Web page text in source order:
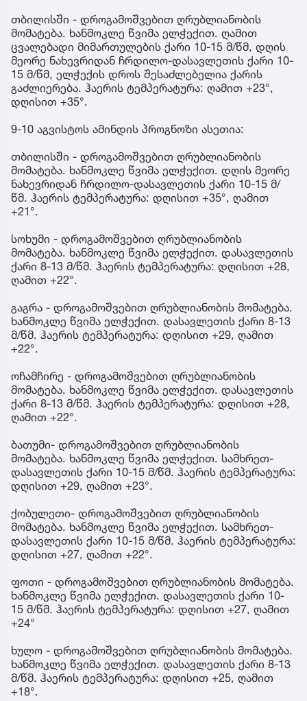
თბილისში - დროგამოშვებით ღრუბლიანობის
მომატება. ხანმოკლე წვიმა ელჭექით. ღამით
ცვალებადი მიმართულების ქარი 10-15 მ/წმ, დღის
მეორე ნახევრიდან ჩრდილო-დასავლეთის ქარი 10-
15 მ/წმ, ელჭექის დროს შესაძლებელია ქარის
გაძლიერება. ჰაერის ტემპერატურა: ღამით +23°,
დღისით +35°.
9-10 აგვისტოს ამინდის პროგნოზი ასეთია:
თბილისში - დროგამოშვებით ღრუბლიანობის
მომატება. ხანმოკლე წვიმა ელჭექით. დღის მეორე
ნახევრიდან ჩრდილო-დასავლეთის ქარი 10-15 მ/
წმ. ჰაერის ტემპერატურა: დღისით +35°, ღამით
+21°.
სოხუმი - დროგამოშვებით ღრუბლიანობის
მომატება. ხანმოკლე წვიმა ელჭექით. დასავლეთის
ქარი 8-13 მ/წმ. ჰაერის ტემპერატურა: დღისით +28,
ღამით +22°.
გაგრა - დროგამოშვებით ღრუბლიანობის მომატება.
ხანმოკლე წვიმა ელჭექით. დასავლეთის ქარი 8-13
მ/წმ. ჰაერის ტემპერატურა: დღისით +29, ღამით
+22°.
ოჩამჩირე - დროგამოშვებით ღრუბლიანობის
მომატება. ხანმოკლე წვიმა ელჭექით. დასავლეთის
ქარი 8-13 მ/წმ. ჰაერის ტემპერატურა: დღისით +28,
ღამით +22°.
ბათუმი- დროგამოშვებით ღრუბლიანობის
მომატება. ხანმოკლე წვიმა ელჭექით. სამხრეთ-
დასავლეთის ქარი 10-15 მ/წმ. ჰაერის ტემპერატურა:
დღისით +29, ღამით +23°.
ქობულეთი- დროგამოშვებით ღრუბლიანობის
მომატება. ხანმოკლე წვიმა ელჭექით. სამხრეთ-
დასავლეთის ქარი 10-15 მ/წმ. ჰაერის ტემპერატურა:
დღისით +27, ღამით +22°.
ფოთი - დროგამოშვებით ღრუბლიანობის მომატება.
ხანმოკლე წვიმა ელჭექით. დასავლეთის ქარი 10-
15 მ/წმ. ჰაერის ტემპერატურა: დღისით +27, ღამით
+24°
ხულო - დროგამოშვებით ღრუბლიანობის მომატება.
ხანმოკლე წვიმა ელჭექით. დასავლეთის ქარი 8-13
მ/წმ. ჰაერის ტემპერატურა: დღისით +25, ღამით
+18°.